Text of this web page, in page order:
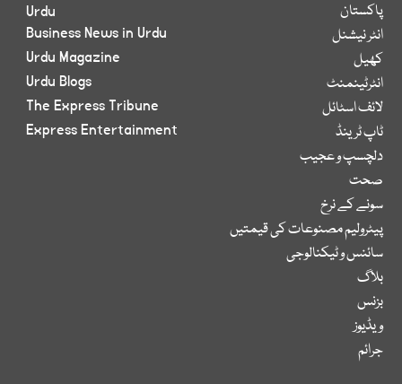
پاکستان
انٹر نیشنل
کھیل
انٹرٹینمنٹ
لائف اسٹائل
ٹاپ ٹرینڈ
دلچسپ و عجیب
صحت
سونے کے نرخ
پیٹرولیم مصنوعات کی قیمتیں
سائنس و ٹیکنالوجی
بلاگ
بزنس
ویڈیوز
جرائم
Urdu
Business News in Urdu
Urdu Magazine
Urdu Blogs
The Express Tribune
Express Entertainment